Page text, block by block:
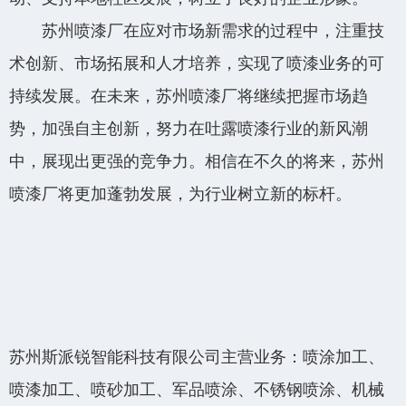
苏州喷漆厂在应对市场新需求的过程中，注重技
术创新、市场拓展和人才培养，实现了喷漆业务的可
持续发展。在未来，苏州喷漆厂将继续把握市场趋
势，加强自主创新，努力在吐露喷漆行业的新风潮
中，展现出更强的竞争力。相信在不久的将来，苏州
喷漆厂将更加蓬勃发展，为行业树立新的标杆。
苏州斯派锐智能科技有限公司主营业务：喷涂加工、
喷漆加工、喷砂加工、军品喷涂、不锈钢喷涂、机械